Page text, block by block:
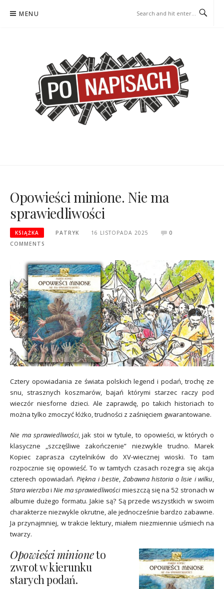
MENU
Opowieści minione. Nie ma
sprawiedliwości
KSIĄŻKA PATRYK 16 LISTOPADA 2025
0
COMMENTS
Cztery opowiadania ze świata polskich legend i podań, trochę ze
snu, strasznych koszmarów, bajań którymi starzec raczy pod
wieczór niesforne dzieci. Ale zaprawdę, po takich historiach to
można tylko zmoczyć łóżko, trudności z zaśnięciem gwarantowane.
Nie ma sprawiedliwości, jak stoi w tytule, to opowieści, w których o
klasyczne „szczęśliwe zakończenie” niezwykle trudno. Marek
Kopiec zaprasza czytelników do XV-wiecznej wioski. To tam
rozpocznie się opowieść. To w tamtych czasach rozegra się akcja
czterech opowiadań. Piękna i bestie, Zabawna historia o lisie i wilku,
Stara wierzbaiNie ma sprawiedliwościmieszczą się na 52 stronach w
albumie dużego formatu. Jakie są? Są przede wszystkich w swoim
charakterze niezwykle okrutne, ale jednocześnie bardzo zabawne.
Ja przynajmniej, w trakcie lektury, miałem niezmiennie uśmiech na
twarzy.
Opowieści minioneto
zwrot w kierunku
starych podań.